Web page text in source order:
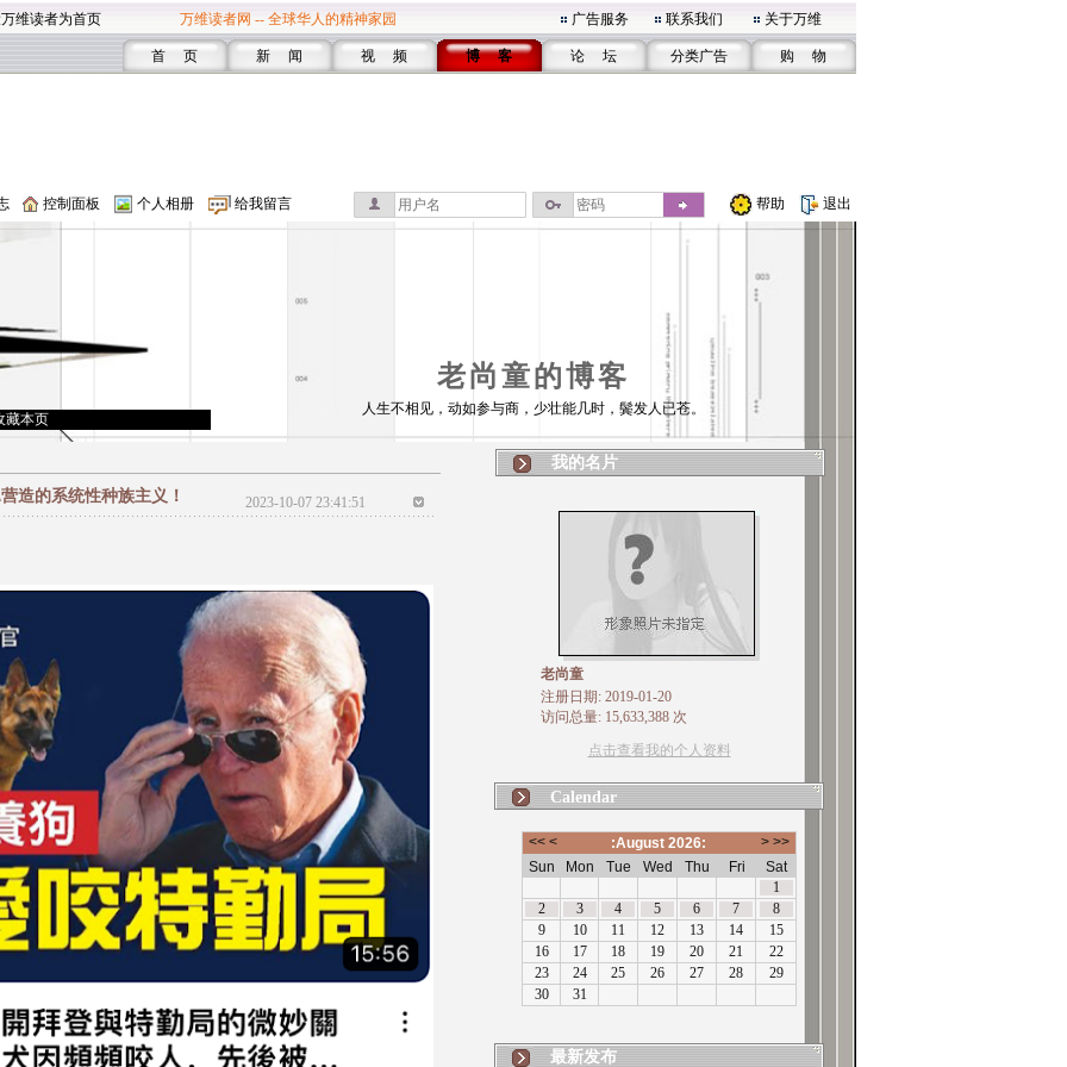
维读者为首页 万维读者网 -- 全球华人的精神家园 广告服务 联系我们 关于万维
首 页 新 闻 视 频 博 客 论 坛 分类广告 购 物
控制面板 个人相册 给我留言 帮助 退出
老尚童的博客
藏本页
人生不相见，动如参与商，少壮能几时，鬓发人已苍。
造的系统性种族主义！ 2023-10-07 23:41:51
我的名片
老尚童
注册日期: 2019-01-20
访问总量: 15,633,388 次
点击查看我的个人资料
Calendar
最新发布